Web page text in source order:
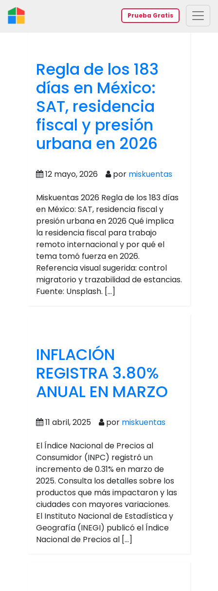
Prueba Gratis
Regla de los 183
días en México:
SAT, residencia
fiscal y presión
urbana en 2026
12 mayo, 2026 por miskuentas
Miskuentas 2026 Regla de los 183 días
en México: SAT, residencia fiscal y
presión urbana en 2026 Qué implica
la residencia fiscal para trabajo
remoto internacional y por qué el
tema tomó fuerza en 2026.
Referencia visual sugerida: control
migratorio y trazabilidad de estancias.
Fuente: Unsplash. […]
INFLACIÓN
REGISTRA 3.80%
ANUAL EN MARZO
11 abril, 2025 por miskuentas
El Índice Nacional de Precios al
Consumidor (INPC) registró un
incremento de 0.31% en marzo de
2025. Consulta los detalles sobre los
productos que más impactaron y las
ciudades con mayores variaciones.
El Instituto Nacional de Estadística y
Geografía (INEGI) publicó el Índice
Nacional de Precios al […]